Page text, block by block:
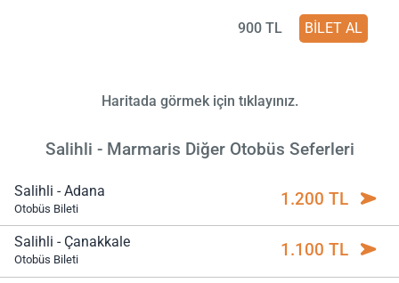
900 TL BİLET AL
Haritada görmek için tıklayınız.
Salihli - Marmaris Diğer Otobüs Seferleri
Salihli - Adana
Otobüs Bileti 1.200 TL
Salihli - Çanakkale
Otobüs Bileti 1.100 TL